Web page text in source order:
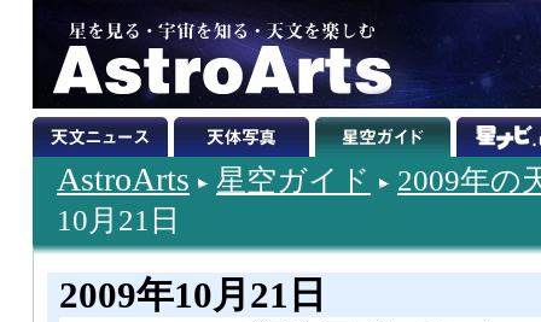
AstroArts 星空ガイド
2009年の
10月21日
2009年10月21日